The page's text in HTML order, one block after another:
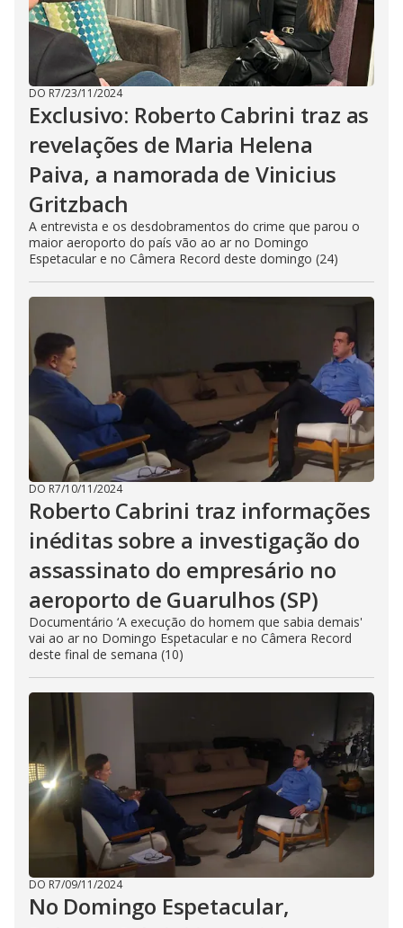
DO R7/23/11/2024
Exclusivo: Roberto Cabrini traz as
revelações de Maria Helena
Paiva, a namorada de Vinicius
Gritzbach
A entrevista e os desdobramentos do crime que parou o
maior aeroporto do país vão ao ar no Domingo
Espetacular e no Câmera Record deste domingo (24)
DO R7/10/11/2024
Roberto Cabrini traz informações
inéditas sobre a investigação do
assassinato do empresário no
aeroporto de Guarulhos (SP)
Documentário ‘A execução do homem que sabia demais'
vai ao ar no Domingo Espetacular e no Câmera Record
deste final de semana (10)
DO R7/09/11/2024
No Domingo Espetacular,